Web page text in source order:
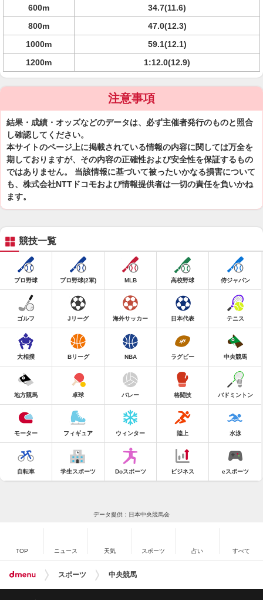
600m
34.7(11.6)
800m
47.0(12.3)
1000m
59.1(12.1)
1200m
1:12.0(12.9)
注意事項
結果・成績・オッズなどのデータは、必ず主催者発行のものと照合
し確認してください。
本サイトのページ上に掲載されている情報の内容に関しては万全を
期しておりますが、その内容の正確性および安全性を保証するもの
ではありません。 当該情報に基づいて被ったいかなる損害について
も、株式会社NTTドコモおよび情報提供者は一切の責任を負いかね
ます。
競技一覧
プロ野球 プロ野球(2軍) MLB 高校野球 侍ジャパン
ゴルフ Jリーグ 海外サッカー 日本代表 テニス
大相撲 Bリーグ NBA ラグビー 中央競馬
地方競馬 卓球 バレー 格闘技 バドミントン
モーター フィギュア ウィンター 陸上 水泳
自転車 学生スポーツ Doスポーツ ビジネス eスポーツ
データ提供：日本中央競馬会
TOP ニュース 天気 スポーツ 占い すべて
スポーツ 中央競馬